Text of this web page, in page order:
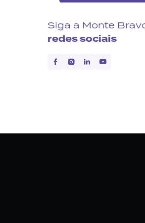
Siga a Monte
redes sociais